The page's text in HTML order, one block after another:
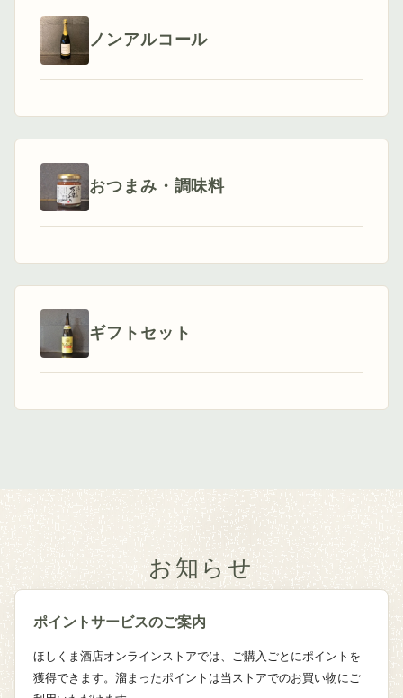
ノンアルコール
おつまみ・調味料
ギフトセット
お知らせ
ポイントサービスのご案内
ほしくま酒店オンラインストアでは、ご購入ごとにポイントを
獲得できます。溜まったポイントは当ストアでのお買い物にご